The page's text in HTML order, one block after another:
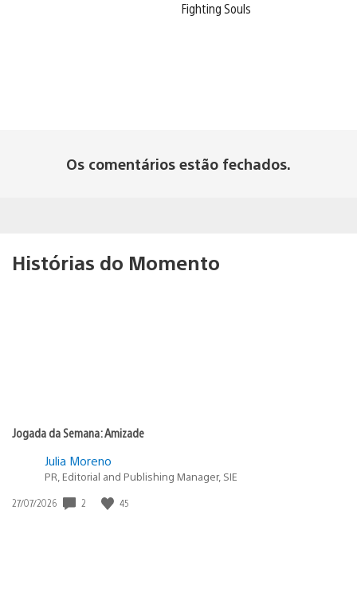
Fighting Souls
Os comentários estão fechados.
Histórias do Momento
Jogada da Semana: Amizade
Julia Moreno
PR, Editorial and Publishing Manager, SIE
Data
27/07/2026 2 45